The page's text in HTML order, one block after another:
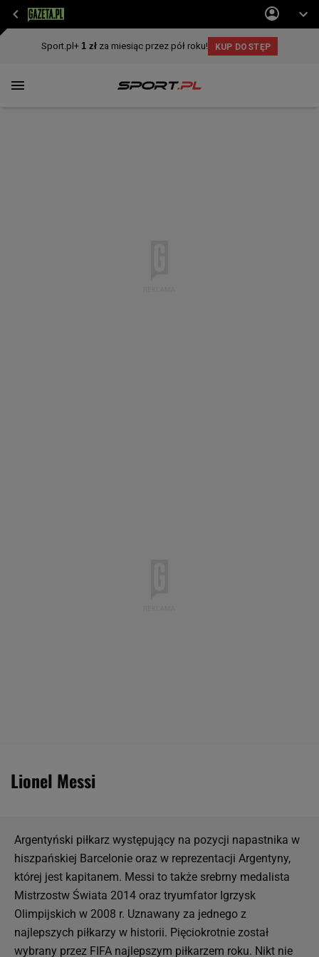
Lionel Messi
Argentyński piłkarz występujący na pozycji napastnika w
hiszpańskiej Barcelonie oraz w reprezentacji Argentyny,
której jest kapitanem. Messi to także srebrny medalista
Mistrzostw Świata 2014 oraz tryumfator Igrzysk
Olimpijskich w 2008 r. Uznawany za jednego z
najlepszych piłkarzy w historii. Pięciokrotnie został
wybrany przez FIFA najlepszym piłkarzem roku. Nikt nie